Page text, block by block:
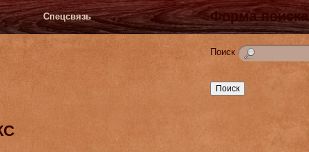
Форма поиска
Поиск
Спецсвязь